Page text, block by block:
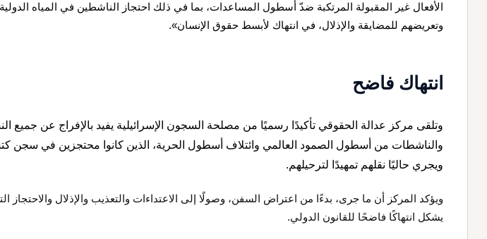
الأفعال غير المقبولة المرتكبة ضدّ أسطول المساعدات، بما في ذلك احتجاز الناشطين في المياه الدولية
وتعريضهم للمضايقة والإذلال، في انتهاك لأبسط حقوق الإنسان».
انتهاك فاضح
وتلقى مركز عدالة الحقوقي تأكيدًا رسميًا من مصلحة السجون الإسرائيلية يفيد بالإفراج عن جميع
والناشطات من أسطول الصمود العالمي وائتلاف أسطول الحرية، الذين كانوا محتجزين في سجن
ويجري حاليًا نقلهم تمهيدًا لترحيلهم.
ويؤكد المركز أن ما جرى، بدءًا من اعتراض السفن، وصولًا إلى الاعتداءات والتعذيب والإذلال والاحتجاز
يشكل انتهاكًا فاضحًا للقانون الدولي.